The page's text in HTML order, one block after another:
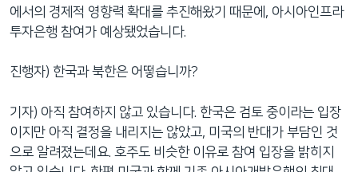
에서의 경제적 영향력 확대를 추진해왔기 때문에, 아시아인프라
투자은행 참여가 예상됐었습니다.
진행자) 한국과 북한은 어떻습니까?
기자) 아직 참여하지 않고 있습니다. 한국은 검토 중이라는 입장
이지만 아직 결정을 내리지는 않았고, 미국의 반대가 부담인 것
으로 알려졌는데요. 호주도 비슷한 이유로 참여 입장을 밝히지